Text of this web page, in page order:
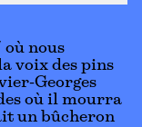
où nous
voix des pins
Georges
où il mourra
un bûcheron